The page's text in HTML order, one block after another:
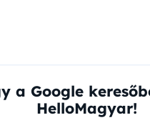
a Google
HelloMagyar!